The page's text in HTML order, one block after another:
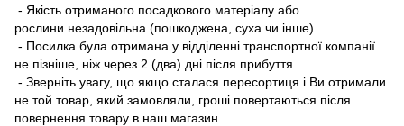
- Якість отриманого посадкового матеріалу або
рослини незадовільна (пошкоджена, суха чи інше).
- Посилка була отримана у відділенні транспортної компанії
не пізніше, ніж через 2 (два) дні після прибуття.
- Зверніть увагу, що якщо сталася пересортиця і Ви отримали
не той товар, який замовляли, гроші повертаються після
повернення товару в наш магазин.